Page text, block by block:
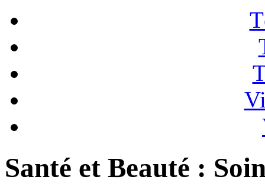
Santé et Beauté :